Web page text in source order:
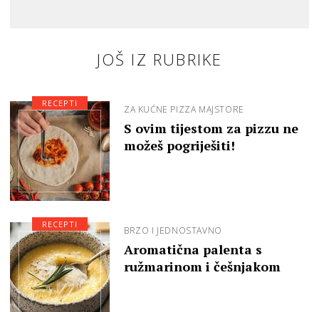
JOŠ IZ RUBRIKE
ZA KUĆNE PIZZA MAJSTORE
S ovim tijestom za pizzu ne
možeš pogriješiti!
RECEPTI
BRZO I JEDNOSTAVNO
Aromatična palenta s
ružmarinom i češnjakom
RECEPTI